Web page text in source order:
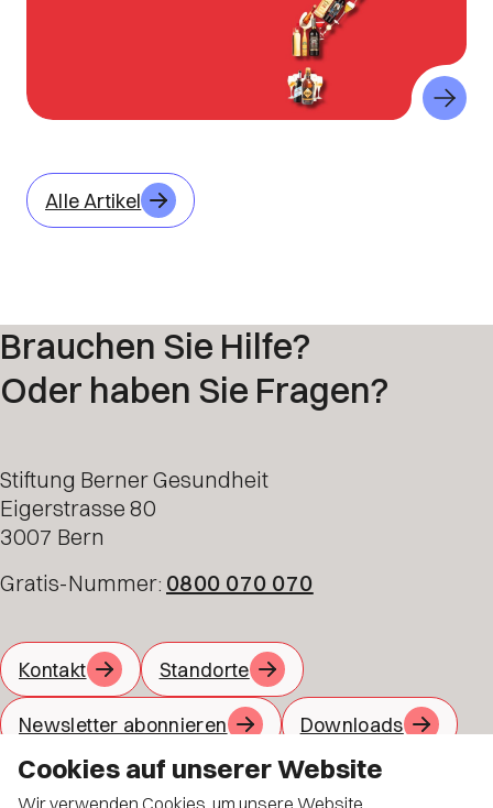
Alle Artikel
Brauchen Sie Hilfe?
Oder haben Sie Fragen?
Stiftung Berner Gesundheit
Eigerstrasse 80
3007 Bern
Gratis-Nummer: 0800 070 070
Kontakt Standorte
Newsletter abonnieren Downloads
Jobs Material bestellen
Cookies auf unserer Website
Wir verwenden Cookies, um unsere Website